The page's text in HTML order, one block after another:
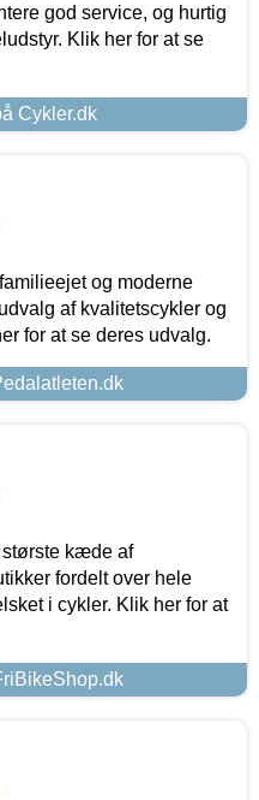
god service, og hurtig
Klik her for at se
Cykler.dk
og moderne
af kvalitetscykler og
for at se deres udvalg.
største kæde af
fordelt over hele
i cykler. Klik her for at